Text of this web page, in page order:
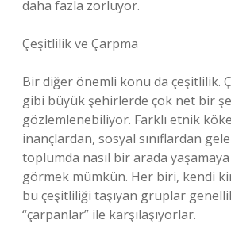
daha fazla zorluyor.
Çeşitlilik ve Çarpma
Bir diğer önemli konu da çeşitlilik.
gibi büyük şehirlerde çok net bir
gözlemlenebiliyor. Farklı etnik
inançlardan, sosyal sınıflardan
toplumda nasıl bir arada yaşamaya
görmek mümkün. Her biri, kendi
bu çeşitliliği taşıyan gruplar
“çarpanlar” ile karşılaşıyorlar.